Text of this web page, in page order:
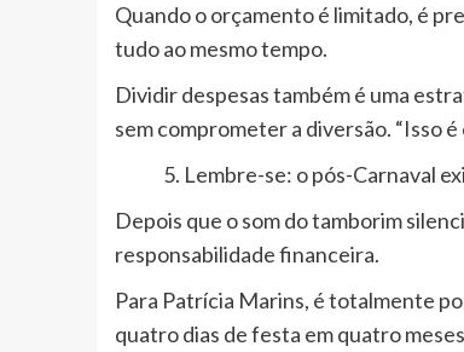
Quando o orçamento é limitado, é
tudo ao mesmo tempo.
Dividir despesas também é uma
sem comprometer a diversão. “Isso
Lembre-se: o pós-Carnaval
Depois que o som do tamborim
responsabilidade financeira.
Para Patrícia Marins, é totalmente
quatro dias de festa em quatro